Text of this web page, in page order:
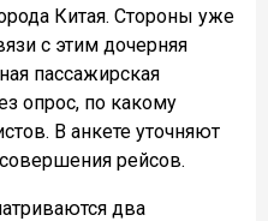
Китая. Стороны уже
с этим дочерняя
пассажирская
опрос, по какому
В анкете уточняют
рейсов.
два